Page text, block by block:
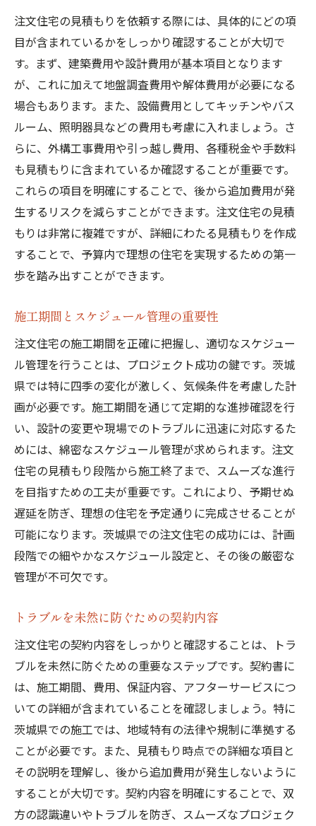
注文住宅の見積もりを依頼する際には、具体的にどの項
目が含まれているかをしっかり確認することが大切で
す。まず、建築費用や設計費用が基本項目となります
が、これに加えて地盤調査費用や解体費用が必要になる
場合もあります。また、設備費用としてキッチンやバス
ルーム、照明器具などの費用も考慮に入れましょう。さ
らに、外構工事費用や引っ越し費用、各種税金や手数料
も見積もりに含まれているか確認することが重要です。
これらの項目を明確にすることで、後から追加費用が発
生するリスクを減らすことができます。注文住宅の見積
もりは非常に複雑ですが、詳細にわたる見積もりを作成
することで、予算内で理想の住宅を実現するための第一
歩を踏み出すことができます。
施工期間とスケジュール管理の重要性
注文住宅の施工期間を正確に把握し、適切なスケジュー
ル管理を行うことは、プロジェクト成功の鍵です。茨城
県では特に四季の変化が激しく、気候条件を考慮した計
画が必要です。施工期間を通じて定期的な進捗確認を行
い、設計の変更や現場でのトラブルに迅速に対応するた
めには、綿密なスケジュール管理が求められます。注文
住宅の見積もり段階から施工終了まで、スムーズな進行
を目指すための工夫が重要です。これにより、予期せぬ
遅延を防ぎ、理想の住宅を予定通りに完成させることが
可能になります。茨城県での注文住宅の成功には、計画
段階での細やかなスケジュール設定と、その後の厳密な
管理が不可欠です。
トラブルを未然に防ぐための契約内容
注文住宅の契約内容をしっかりと確認することは、トラ
ブルを未然に防ぐための重要なステップです。契約書に
は、施工期間、費用、保証内容、アフターサービスにつ
いての詳細が含まれていることを確認しましょう。特に
茨城県での施工では、地域特有の法律や規制に準拠する
ことが必要です。また、見積もり時点での詳細な項目と
その説明を理解し、後から追加費用が発生しないように
することが大切です。契約内容を明確にすることで、双
方の認識違いやトラブルを防ぎ、スムーズなプロジェク